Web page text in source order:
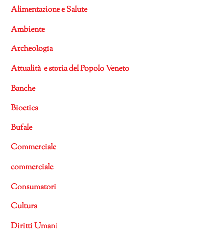
Alimentazione e Salute
Ambiente
Archeologia
Attualità e storia del Popolo Veneto
Banche
Bioetica
Bufale
Commerciale
commerciale
Consumatori
Cultura
Diritti Umani